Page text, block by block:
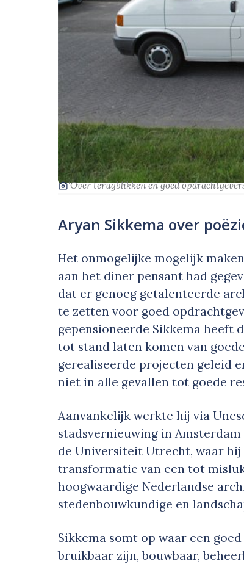
‘Over terugblikken en goed
Aryan Sikkema over
Het onmogelijke mogelijk
aan het diner pensant had
dat er genoeg getalenteerde
te zetten voor goed
gepensioneerde Sikkema heeft
tot stand laten komen van
gerealiseerde projecten geleid
niet in alle gevallen tot goede
Aanvankelijk werkte hij via
stadsvernieuwing in
de Universiteit Utrecht, waar
transformatie van een tot
hoogwaardige Nederlandse
stedenbouwkundige en
Sikkema somt op waar een
bruikbaar zijn, bouwbaar,